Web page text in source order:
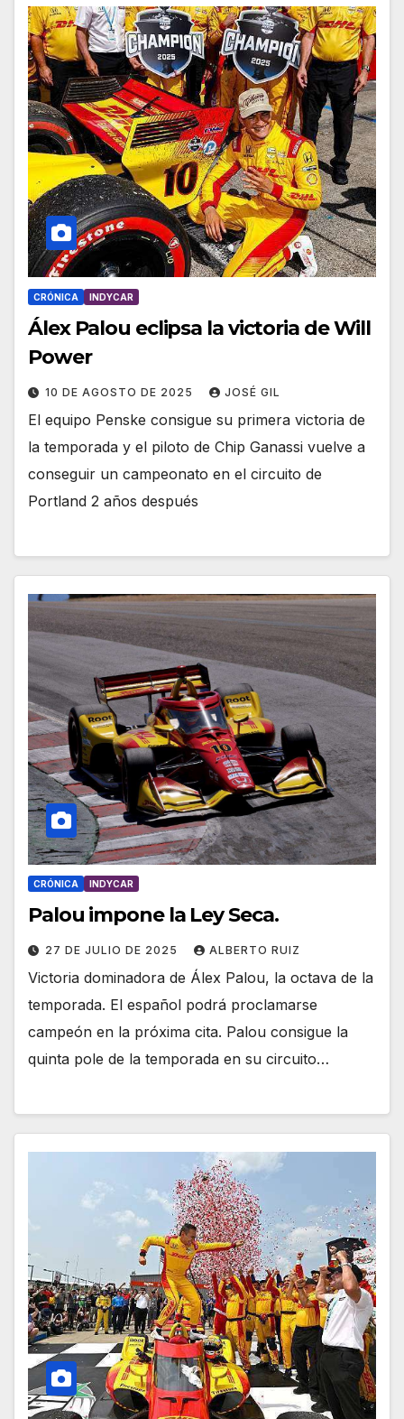
CRÓNICA INDYCAR
Álex Palou eclipsa la victoria de Will
Power
10 DE AGOSTO DE 2025 JOSÉ GIL
El equipo Penske consigue su primera victoria de
la temporada y el piloto de Chip Ganassi vuelve a
conseguir un campeonato en el circuito de
Portland 2 años después
CRÓNICA INDYCAR
Palou impone la Ley Seca.
27 DE JULIO DE 2025 ALBERTO RUIZ
Victoria dominadora de Álex Palou, la octava de la
temporada. El español podrá proclamarse
campeón en la próxima cita. Palou consigue la
quinta pole de la temporada en su circuito…